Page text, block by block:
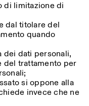
di limitazione di
dal titolare del
quando
dei dati personali,
del trattamento per
si oppone alla
invece che ne